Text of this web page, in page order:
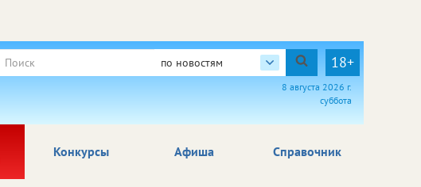
по новостям 18+
8 августа 2026 г.
суббота
Афиша Справочник
Конкурсы